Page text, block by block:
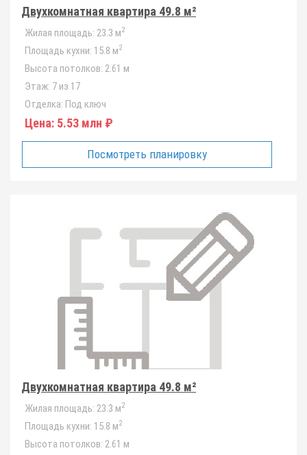
Двухкомнатная квартира 49.8 м²
Жилая площадь: 23.3 м2
Площадь кухни: 15.8 м2
Высота потолков: 2.61 м
Этаж: 7 из 17
Отделка: Под ключ
Цена: 5.53 млн ₽
Посмотреть планировку
Двухкомнатная квартира 49.8 м²
Жилая площадь: 23.3 м2
Площадь кухни: 15.8 м2
Высота потолков: 2.61 м